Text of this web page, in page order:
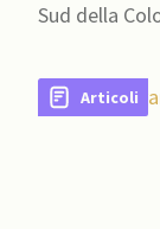
Sud della
Articoli